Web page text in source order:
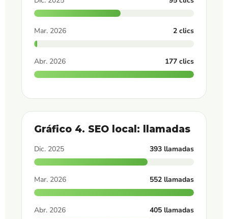
Mar. 2026 2 clics
Abr. 2026 177 clics
Gráfico 4. SEO local: llamadas
Dic. 2025 393 llamadas
Mar. 2026 552 llamadas
Abr. 2026 405 llamadas